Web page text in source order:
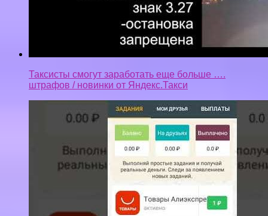
Таксисты смогут заработать еще больше ….
штрафов / новинки от Яндекс.Такси